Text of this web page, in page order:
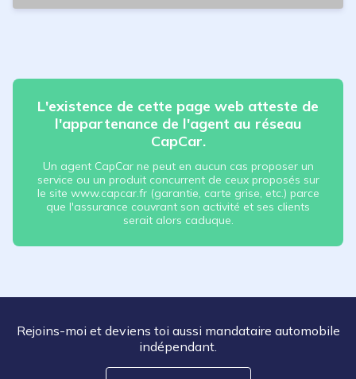
L'existence de cette page web atteste de
l'appartenance de l'agent au réseau
CapCar.
Un agent CapCar ne peut en aucun cas proposer un
service ou un produit concurrent de ceux proposés sur
le site www.capcar.fr (garantie, carte grise, etc.) parce
que l'assurance couvrant son activité et ses clients
serait alors caduque.
Rejoins-moi et deviens toi aussi mandataire automobile
indépendant.